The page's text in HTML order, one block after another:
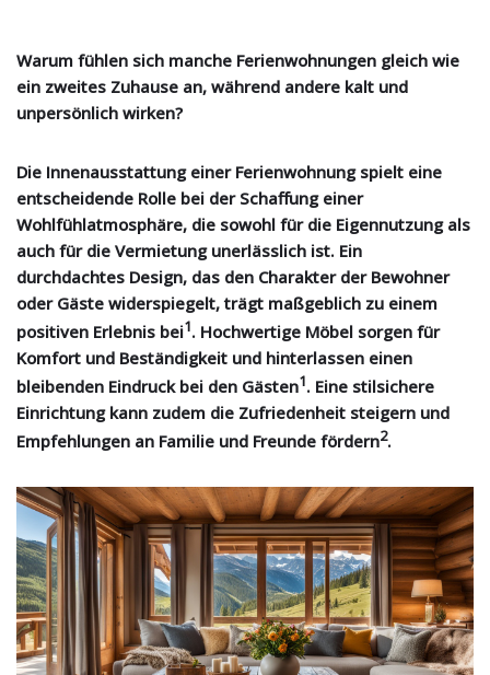
Warum fühlen sich manche Ferienwohnungen gleich wie
ein zweites Zuhause an, während andere kalt und
unpersönlich wirken?
Die Innenausstattung einer Ferienwohnung spielt eine
entscheidende Rolle bei der Schaffung einer
Wohlfühlatmosphäre, die sowohl für die Eigennutzung als
auch für die Vermietung unerlässlich ist. Ein
durchdachtes Design, das den Charakter der Bewohner
oder Gäste widerspiegelt, trägt maßgeblich zu einem
positiven Erlebnis bei1. Hochwertige Möbel sorgen für
Komfort und Beständigkeit und hinterlassen einen
bleibenden Eindruck bei den Gästen1. Eine stilsichere
Einrichtung kann zudem die Zufriedenheit steigern und
Empfehlungen an Familie und Freunde fördern2.